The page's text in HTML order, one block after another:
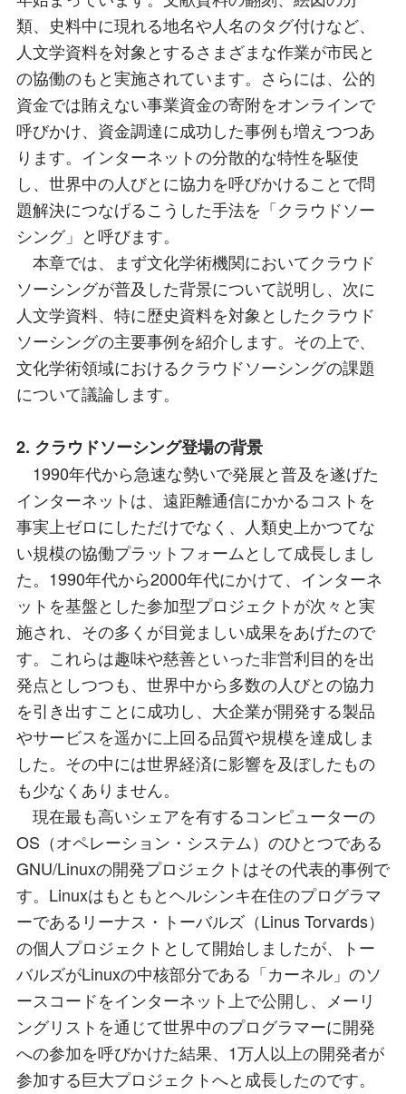
類、史料中に現れる地名や人名のタグ付けなど、
人文学資料を対象とするさまざまな作業が市民と
の協働のもと実施されています。さらには、公的
資金では賄えない事業資金の寄附をオンラインで
呼びかけ、資金調達に成功した事例も増えつつあ
ります。インターネットの分散的な特性を駆使
し、世界中の人びとに協力を呼びかけることで問
題解決につなげるこうした手法を「クラウドソー
シング」と呼びます。
本章では、まず文化学術機関においてクラウド
ソーシングが普及した背景について説明し、次に
人文学資料、特に歴史資料を対象としたクラウド
ソーシングの主要事例を紹介します。その上で、
文化学術領域におけるクラウドソーシングの課題
について議論します。
2. クラウドソーシング登場の背景
1990年代から急速な勢いで発展と普及を遂げた
インターネットは、遠距離通信にかかるコストを
事実上ゼロにしただけでなく、人類史上かつてな
い規模の協働プラットフォームとして成長しまし
た。1990年代から2000年代にかけて、インターネ
ットを基盤とした参加型プロジェクトが次々と実
施され、その多くが目覚ましい成果をあげたので
す。これらは趣味や慈善といった非営利目的を出
発点としつつも、世界中から多数の人びとの協力
を引き出すことに成功し、大企業が開発する製品
やサービスを遥かに上回る品質や規模を達成しま
した。その中には世界経済に影響を及ぼしたもの
も少なくありません。
現在最も高いシェアを有するコンピューターの
OS（オペレーション・システム）のひとつである
GNU/Linuxの開発プロジェクトはその代表的事例で
す。Linuxはもともとヘルシンキ在住のプログラマ
ーであるリーナス・トーバルズ（Linus Torvards）
の個人プロジェクトとして開始しましたが、トー
バルズがLinuxの中核部分である「カーネル」のソ
ースコードをインターネット上で公開し、メーリ
ングリストを通じて世界中のプログラマーに開発
への参加を呼びかけた結果、1万人以上の開発者が
参加する巨大プロジェクトへと成長したのです。